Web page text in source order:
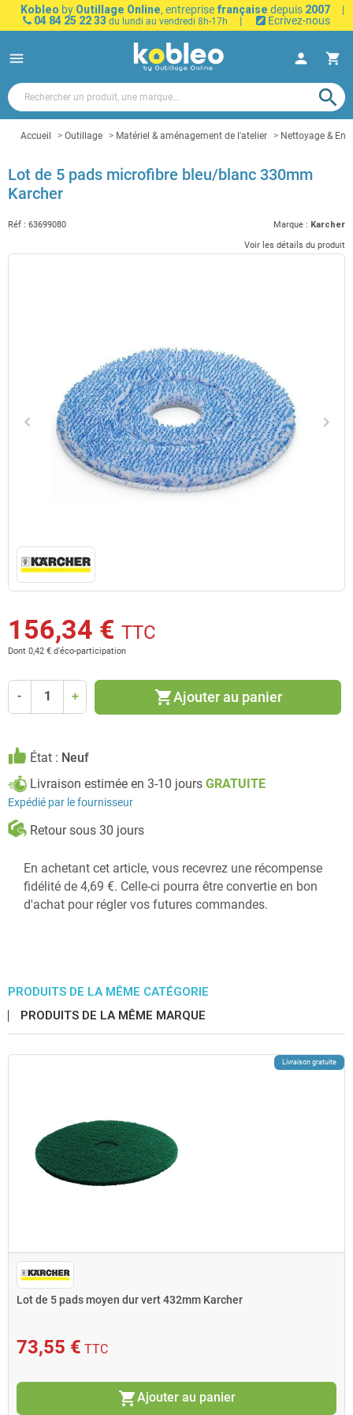
Kobleo by Outillage Online, entreprise française depuis 2007
|
04 84 25 22 33 du lundi au vendredi 8h-17h | Ecrivez-nous
menu person shopping_cart
search
Accueil Outillage Matériel & aménagement de l'atelier Nettoyage &
Lot de 5 pads microfibre bleu/blanc 330mm
Karcher
Réf : 63699080 Marque : Karcher
Voir les détails du produit
Précédent
keyboard_arrow_left keyboard_arrow_right
156,34 € TTC
Dont 0,42 € d'éco-participation
- + shopping_cartAjouter au panier
État : Neuf
Livraison estimée en 3-10 jours GRATUITE
Expédié par le fournisseur
Retour sous 30 jours
En achetant cet article, vous recevrez une récompense
fidélité de 4,69 €. Celle-ci pourra être convertie en bon
d'achat pour régler vos futures commandes.
PRODUITS DE LA MÊME CATÉGORIE
PRODUITS DE LA MÊME MARQUE
Livraison gratuite
Lot de 5 pads moyen dur vert 432mm Karcher
73,55 € TTC
shopping_cartAjouter au panier